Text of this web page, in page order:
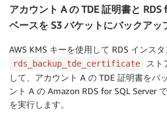
アカウント A の TDE 証明書と RDS
ベースを S3 バケットにバックアッ
AWS KMS キーを使用して RDS インス
rds_backup_tde_certificate
スト
して、アカウント A の TDE 証明書をバ
ント A の Amazon RDS for SQL Server
を実行します。